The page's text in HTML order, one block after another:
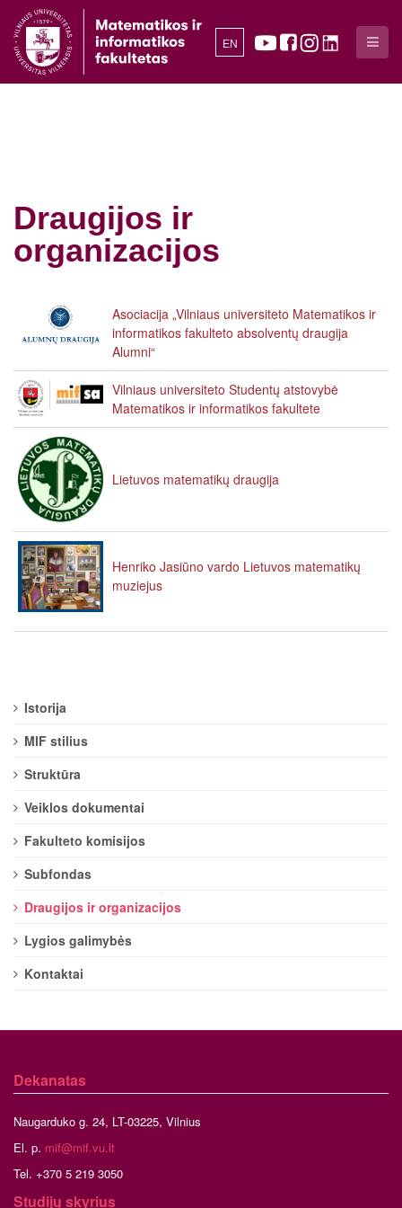
EN
Draugijos ir
organizacijos
Asociacija „Vilniaus universiteto Matematikos ir
informatikos fakulteto absolventų draugija
Alumni“
Vilniaus universiteto Studentų atstovybė
Matematikos ir informatikos fakultete
Lietuvos matematikų draugija
Henriko Jasiūno vardo Lietuvos matematikų
muziejus
Istorija
MIF stilius
Struktūra
Veiklos dokumentai
Fakulteto komisijos
Subfondas
Draugijos ir organizacijos
Lygios galimybės
Kontaktai
Dekanatas
Naugarduko g. 24, LT-03225, Vilnius
El. p. mif@mif.vu.lt
Tel. +370 5 219 3050
Studijų skyrius